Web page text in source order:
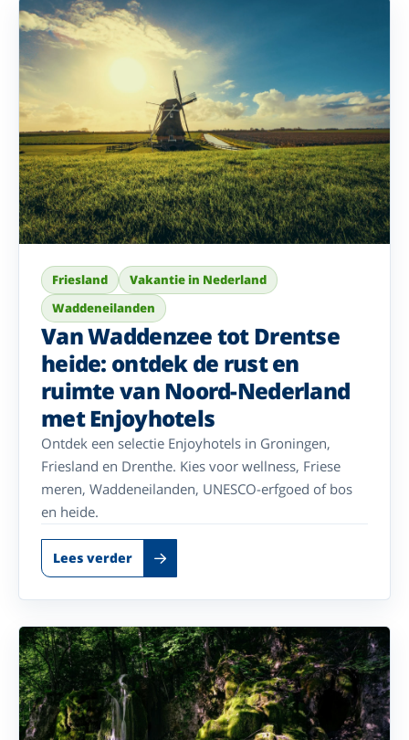
Friesland
Vakantie in Nederland
Waddeneilanden
Van Waddenzee tot Drentse
heide: ontdek de rust en
ruimte van Noord-Nederland
met Enjoyhotels
Ontdek een selectie Enjoyhotels in Groningen,
Friesland en Drenthe. Kies voor wellness, Friese
meren, Waddeneilanden, UNESCO-erfgoed of bos
en heide.
Lees verder